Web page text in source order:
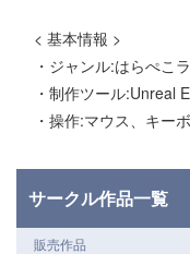
< 基本情報 >
・ジャンル:はらぺこ
・制作ツール:Unreal
・操作:マウス、キー
サークル作品一覧
販売作品